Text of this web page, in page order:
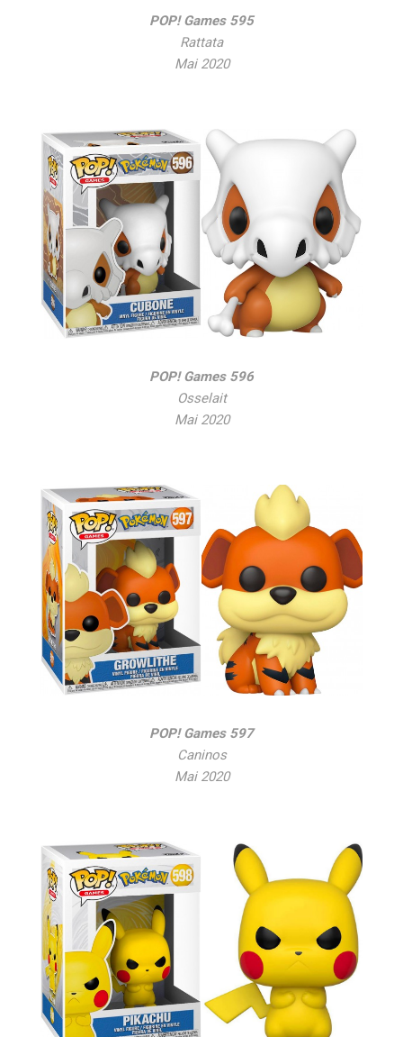
POP! Games 595
Rattata
Mai 2020
POP! Games 596
Osselait
Mai 2020
POP! Games 597
Caninos
Mai 2020